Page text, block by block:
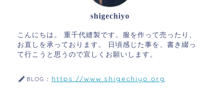
shigechiyo
こんにちは。 重千代縫製です。服を作って売ったり、
お直しを承っております。 日頃感じた事を、書き綴っ
て行こうと思うので宜しくお願いします。
BLOG： https://www.shigechiyo.org